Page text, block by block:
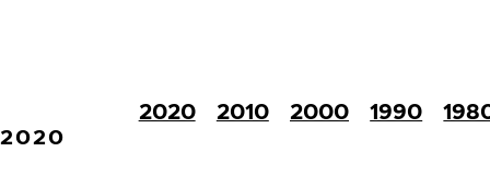
2020 2010 2000 1990
2020